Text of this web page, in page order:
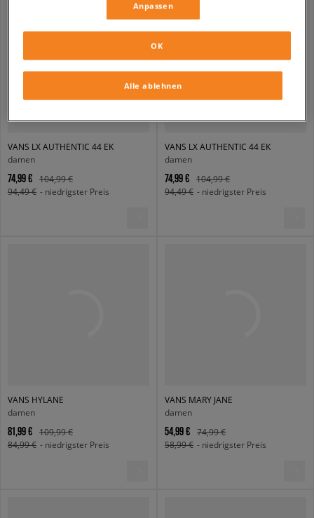
VANS LX AUTHENTIC 44 EK
damen
74,99 €
104,99 €
94,49 € - niedrigster Preis
VANS LX AUTHENTIC 44 EK
damen
74,99 €
104,99 €
94,49 € - niedrigster Preis
VANS HYLANE
damen
81,99 €
109,99 €
84,99 € - niedrigster Preis
VANS MARY JANE
damen
54,99 €
74,99 €
58,99 € - niedrigster Preis
Anpassen
Alle ablehnen
OK